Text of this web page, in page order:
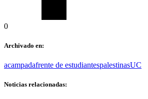
0
Archivado en:
acampadafrente de estudiantespalestinasUC
Noticias relacionadas: